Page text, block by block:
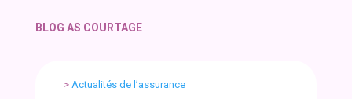
BLOG AS COURTAGE
> Actualités de l’assurance